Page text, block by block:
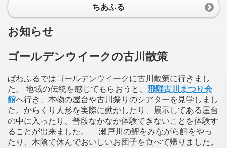
ちあふる
お知らせ
ゴールデンウイークの古川散策
ぱわふるではゴールデンウイークに古川散策に行きまし
た。 地域の伝統を感じてもらおうと、 飛騨古川まつり会
館へ行き、本物の屋台や古川祭りのシアターを見学しまし
た。からくり人形を実際に動かしたり、展示してある屋台
の中に入ったり、普段なかなか体験できないことを体験す
ることが出来ました。 瀬戸川の鯉をみながら餌をやっ
たり、木陰で休んでおいしいお団子を食べて帰りました。